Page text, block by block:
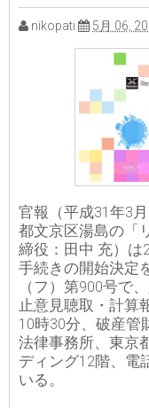
nikopati 5月 06,
官報（平成31年3
都文京区湯島の「
締役：田中 充）は
手続きの開始決定
（フ）第900号で
止意見聴取・計算
10時30分、破産管
法律事務所、東京
ディング12階、電
いる。